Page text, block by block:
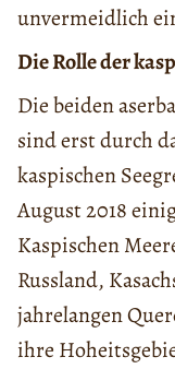
unvermeidlich
Die Rolle der
Die beiden
sind erst durch
kaspischen
August 2018
Kaspischen
Russland,
jahrelangen
ihre